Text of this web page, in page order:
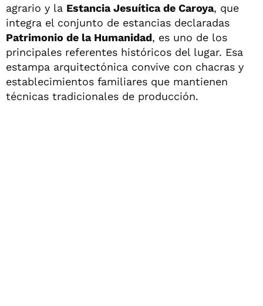
agrario y la Estancia Jesuítica de Caroya, que
integra el conjunto de estancias declaradas
Patrimonio de la Humanidad, es uno de los
principales referentes históricos del lugar. Esa
estampa arquitectónica convive con chacras y
establecimientos familiares que mantienen
técnicas tradicionales de producción.